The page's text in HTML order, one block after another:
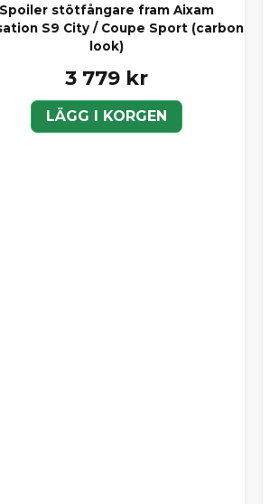
Spoiler stötfångare fram Aixam
S9 City / Coupe Sport (carbon
look)
3 779 kr
LÄGG I KORGEN